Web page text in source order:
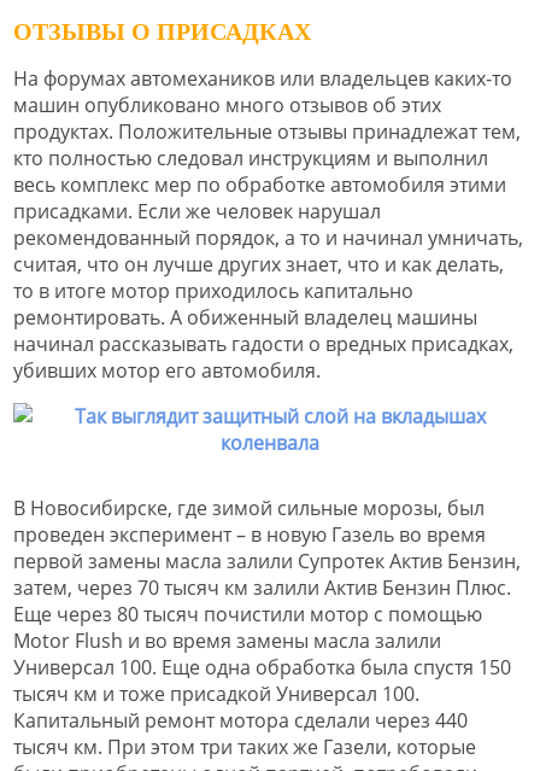
ОТЗЫВЫ О ПРИСАДКАХ
На форумах автомехаников или владельцев каких-то
машин опубликовано много отзывов об этих
продуктах. Положительные отзывы принадлежат тем,
кто полностью следовал инструкциям и выполнил
весь комплекс мер по обработке автомобиля этими
присадками. Если же человек нарушал
рекомендованный порядок, а то и начинал умничать,
считая, что он лучше других знает, что и как делать,
то в итоге мотор приходилось капитально
ремонтировать. А обиженный владелец машины
начинал рассказывать гадости о вредных присадках,
убивших мотор его автомобиля.
В Новосибирске, где зимой сильные морозы, был
проведен эксперимент – в новую Газель во время
первой замены масла залили Супротек Актив Бензин,
затем, через 70 тысяч км залили Актив Бензин Плюс.
Еще через 80 тысяч почистили мотор с помощью
Motor Flush и во время замены масла залили
Универсал 100. Еще одна обработка была спустя 150
тысяч км и тоже присадкой Универсал 100.
Капитальный ремонт мотора сделали через 440
тысяч км. При этом три таких же Газели, которые